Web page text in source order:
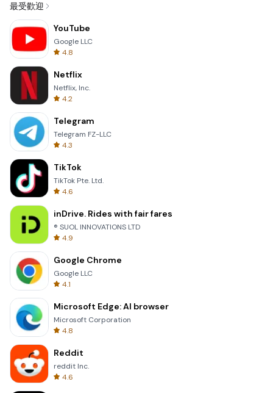
最受歡迎
YouTube
Google LLC
4.8
Netflix
Netflix, Inc.
4.2
Telegram
Telegram FZ-LLC
4.3
TikTok
TikTok Pte. Ltd.
4.6
inDrive. Rides with fair fares
® SUOL INNOVATIONS LTD
4.9
Google Chrome
Google LLC
4.1
Microsoft Edge: AI browser
Microsoft Corporation
4.8
Reddit
reddit Inc.
4.6